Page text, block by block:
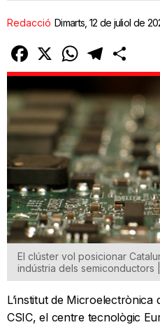
Redacció Dimarts, 12 de juliol de
Facebook
X WhatsAppTelegram
El clúster vol posicionar
indústria dels semiconductors
L’institut de
CSIC, el centre tecnològic